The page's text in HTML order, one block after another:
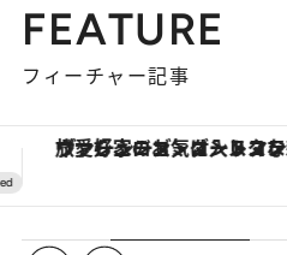
FEATURE
フィーチャー記事